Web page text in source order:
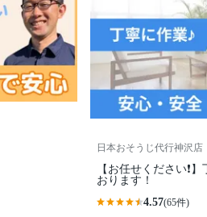
日本おそうじ代行神沢店
【お任せください❗️
おります！
4.57(65件)